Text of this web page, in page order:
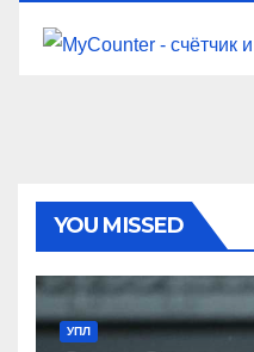
YOU MISSED
УПЛ